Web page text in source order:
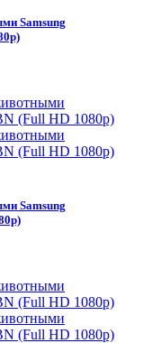
Samsung
Samsung